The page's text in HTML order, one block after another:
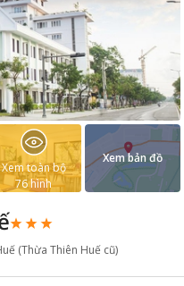
(Thừa Thiên Huế cũ)
Xem toàn bộ
76 hình
Xem bản đồ